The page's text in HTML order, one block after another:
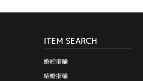
ITEM SEARCH
婚約指輪
結婚指輪